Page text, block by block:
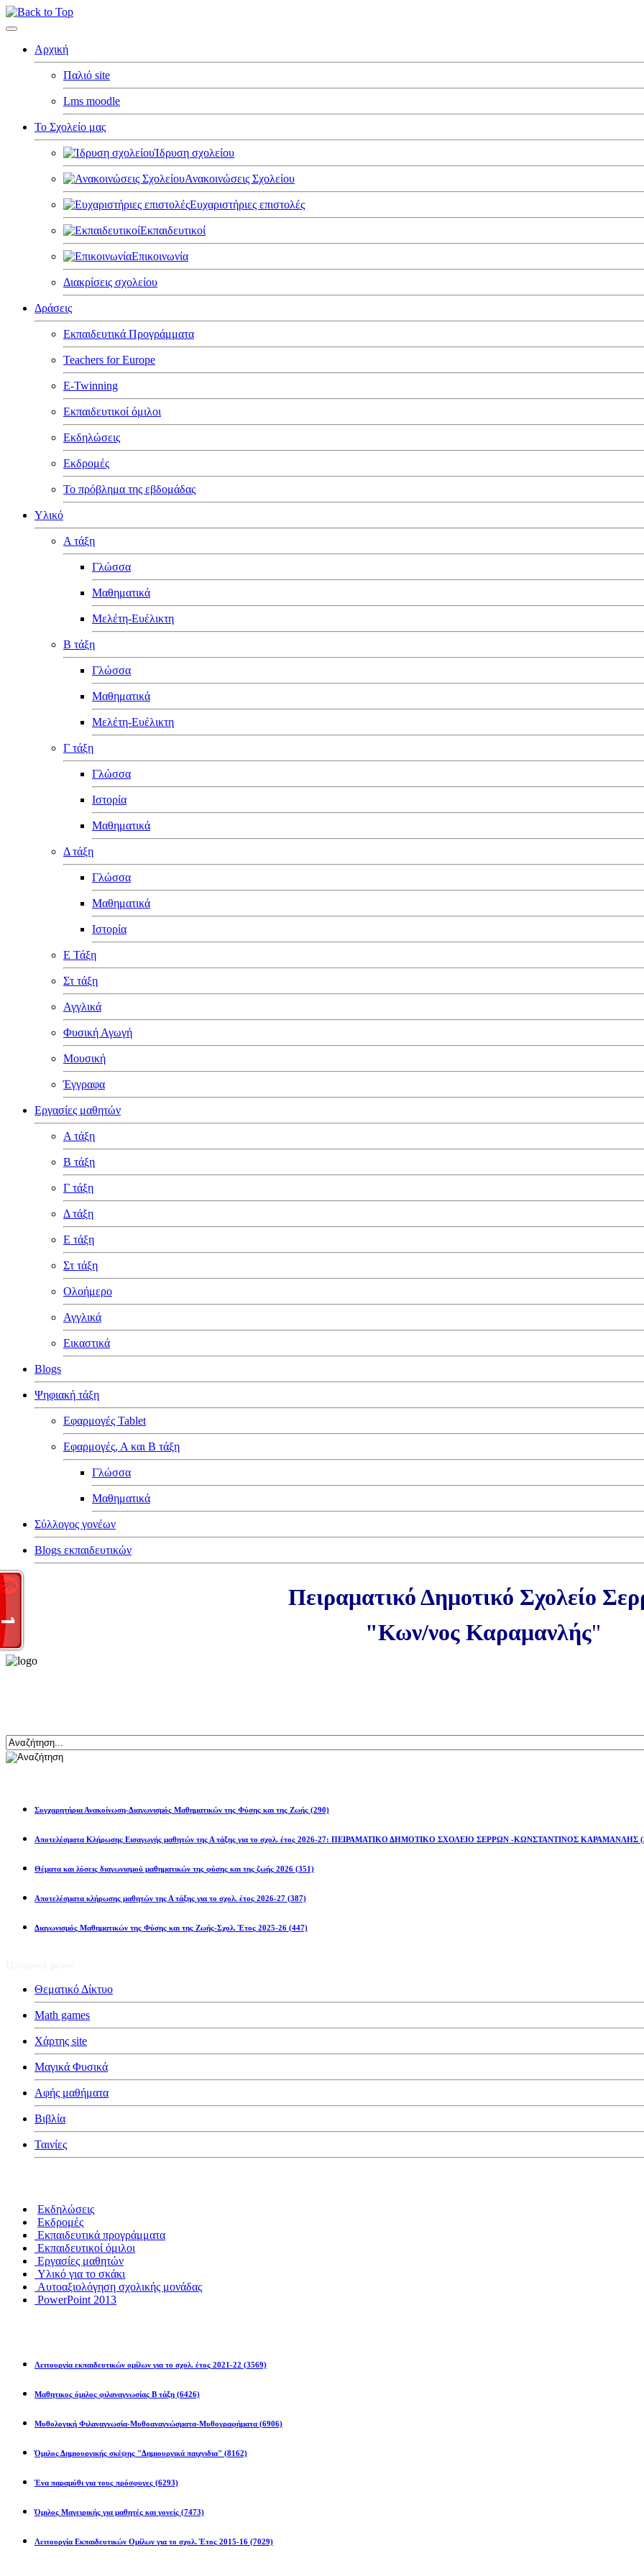
Αρχική
Παλιό site
Lms moodle
Το Σχολείο μας
Ίδρυση σχολείου
Ανακοινώσεις Σχολείου
Ευχαριστήριες επιστολές
Εκπαιδευτικοί
Επικοινωνία
Διακρίσεις σχολείου
Δράσεις
Εκπαιδευτικά Προγράμματα
Teachers for Europe
E-Twinning
Εκπαιδευτικοί όμιλοι
Εκδηλώσεις
Εκδρομές
Το πρόβλημα της εβδομάδας
Υλικό
Α τάξη
Γλώσσα
Μαθηματικά
Μελέτη-Ευέλικτη
Β τάξη
Γλώσσα
Μαθηματικά
Μελέτη-Ευέλικτη
Γ τάξη
Γλώσσα
Ιστορία
Μαθηματικά
Δ τάξη
Γλώσσα
Μαθηματικά
Ιστορία
Ε Τάξη
Στ τάξη
Αγγλικά
Φυσική Αγωγή
Μουσική
Έγγραφα
Εργασίες μαθητών
Α τάξη
Β τάξη
Γ τάξη
Δ τάξη
Ε τάξη
Στ τάξη
Ολοήμερο
Αγγλικά
Εικαστικά
Blogs
Ψηφιακή τάξη
Εφαρμογές Tablet
Εφαρμογές, Α και Β τάξη
Γλώσσα
Μαθηματικά
Σύλλογος γονέων
Blogs εκπαιδευτικών
Πειραματικό Δημοτικό Σχολείο
"Κων/νος Καραμανλής"
Συγχαρητήρια Ανακοίνωση-Διαγωνισμός Μαθηματικών της Φύσης και της Ζωής (290)
Αποτελέσματα Κλήρωσης Εισαγωγής μαθητών της Α τάξης για το σχολ. έτος 2026-27: ΠΕΙΡΑΜΑΤΙΚΟ ΔΗΜΟΤΙΚΟ ΣΧΟΛΕΙΟ ΣΕΡΡΩΝ -ΚΩΝΣΤΑΝΤΙΝΟΣ ΚΑΡΑΜΑΝΛΗΣ
Θέματα και λύσεις διαγωνισμού μαθηματικών της φύσης και της ζωής 2026 (351)
Αποτελέσματα κλήρωσης μαθητών της Α τάξης για το σχολ. έτος 2026-27 (387)
Διαγωνισμός Μαθηματικών της Φύσης και της Ζωής-Σχολ. Έτος 2025-26 (447)
Θεματικό Δίκτυο
Math games
Χάρτης site
Μαγικά Φυσικά
Αφής μαθήματα
Βιβλία
Ταινίες
Εκδηλώσεις
Εκδρομές
Εκπαιδευτικά προγράμματα
Εκπαιδευτικοί όμιλοι
Εργασίες μαθητών
Υλικό για το σκάκι
Αυτοαξιολόγηση σχολικής μονάδας
PowerPoint 2013
Λειτουργία εκπαιδευτικών ομίλων για το σχολ. έτος 2021-22 (3569)
Μαθητικος όμιλος φιλαναγνωσίας Β τάξη (6426)
Μυθολογική Φιλαναγνωσία-Μυθοαναγνώσματα-Μυθογραφήματα (6906)
Όμιλος Δημιουργικής σκέψης "Δημιουργικά παιχνιδια" (8162)
Ένα παραμύθι για τους πρόσφυγες (6293)
Όμιλος Μαγειρικής για μαθητές και γονείς (7473)
Λειτουργία Εκπαιδευτικών Ομίλων για το σχολ. Έτος 2015-16 (7029)